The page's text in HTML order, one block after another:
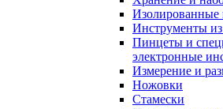
Изолированные
Инструменты
Пинцеты и
электронные
Измерение и
Ножовки
Стамески